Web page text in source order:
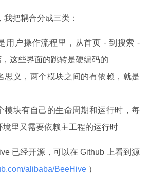
把耦合分成三类：
用户操作流程里，从首页 - 到搜索 -
这些界面的跳转是硬编码的
思义，两个模块之间的有依赖，就是
模块有自己的生命周期和运行时，每
境里又需要依赖主工程的运行时
已经开源，可以在 Github 上看到源
alibaba/BeeHive ）